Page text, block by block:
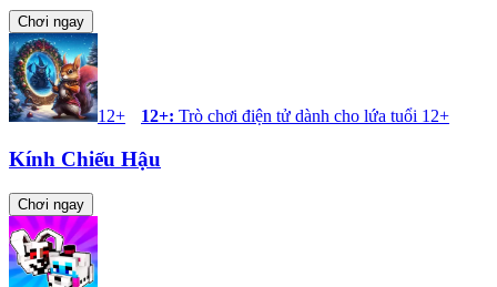
Chơi ngay
12+ 12+: Trò chơi điện tử dành cho lứa tuổi 12+
Kính Chiếu Hậu
Chơi ngay